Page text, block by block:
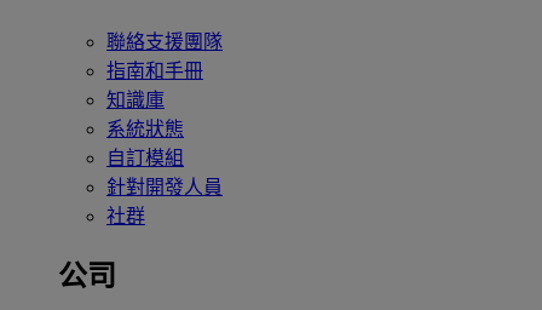
聯絡支援團隊
指南和手冊
知識庫
系統狀態
自訂模組
針對開發人員
社群
公司